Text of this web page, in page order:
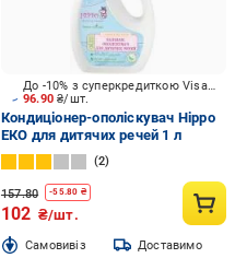
96.90₴/шт.
До -10% з суперкредиткою Visa Вигода
Кондиціонер-ополіскувач Hippo
ЕКО для дитячих речей 1 л
2
157.80 -55.80 ₴
102 ₴/шт.
Cамовивіз Доставимо